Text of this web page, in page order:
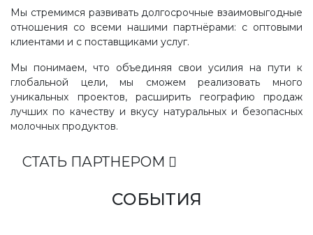
Мы стремимся развивать долгосрочные взаимовыгодные
отношения со всеми нашими партнёрами: с оптовыми
клиентами и с поставщиками услуг.
Мы понимаем, что объединяя свои усилия на пути к
глобальной цели, мы сможем реализовать много
уникальных проектов, расширить географию продаж
лучших по качеству и вкусу натуральных и безопасных
молочных продуктов.
СТАТЬ ПАРТНЕРОМ
СОБЫТИЯ